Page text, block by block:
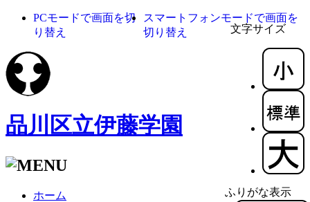
文字サイズ
ふりがな表示
PCモードで画面を切
り替え
スマートフォンモードで画面を
切り替え
品川区立伊藤学園
ホーム